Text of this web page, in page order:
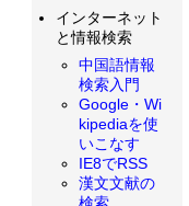
インターネット
と情報検索
中国語情報
検索入門
Google・Wi
kipediaを使
いこなす
IE8でRSS
漢文文献の
検索